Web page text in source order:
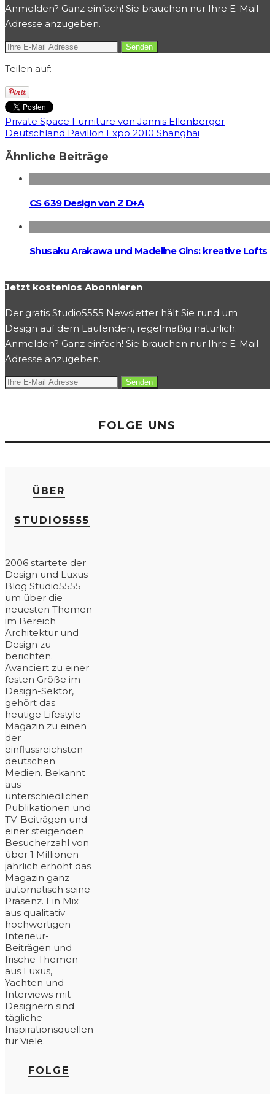
Anmelden? Ganz einfach! Sie brauchen nur Ihre E-Mail-
Adresse anzugeben.
Teilen auf:
Private Space Furniture von Jannis Ellenberger
Deutschland Pavillon Expo 2010 Shanghai
Ähnliche Beiträge
CS 639 Design von Z D+A
Shusaku Arakawa und Madeline Gins: kreative Lofts
Jetzt kostenlos Abonnieren
Der gratis Studio5555 Newsletter hält Sie rund um
Design auf dem Laufenden, regelmäßig natürlich.
Anmelden? Ganz einfach! Sie brauchen nur Ihre E-Mail-
Adresse anzugeben.
FOLGE UNS
ÜBER
STUDIO5555
2006 startete der
Design und Luxus-
Blog Studio5555
um über die
neuesten Themen
im Bereich
Architektur und
Design zu
berichten.
Avanciert zu einer
festen Größe im
Design-Sektor,
gehört das
heutige Lifestyle
Magazin zu einen
der
einflussreichsten
deutschen
Medien. Bekannt
aus
unterschiedlichen
Publikationen und
TV-Beiträgen und
einer steigenden
Besucherzahl von
über 1 Millionen
jährlich erhöht das
Magazin ganz
automatisch seine
Präsenz. Ein Mix
aus qualitativ
hochwertigen
Interieur-
Beiträgen und
frische Themen
aus Luxus,
Yachten und
Interviews mit
Designern sind
tägliche
Inspirationsquellen
für Viele.
FOLGE